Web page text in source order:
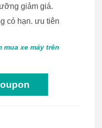
giảm giá.
có hạn. ưu tiên
mua xe máy trên